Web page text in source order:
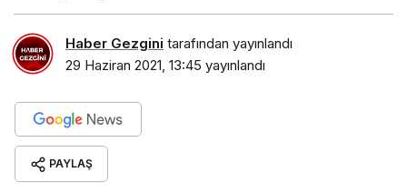
Haber Gezgini tarafından yayınlandı
29 Haziran 2021, 13:45 yayınlandı
PAYLAŞ